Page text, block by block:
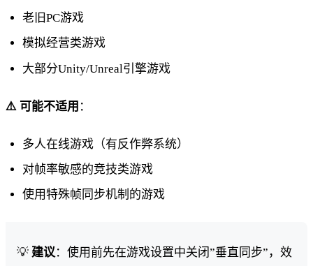
老旧PC游戏
模拟经营类游戏
大部分Unity/Unreal引擎游戏
⚠️ 可能不适用 ：
多人在线游戏（有反作弊系统）
对帧率敏感的竞技类游戏
使用特殊帧同步机制的游戏
💡 建议：使用前先在游戏设置中关闭”垂直同步”，效